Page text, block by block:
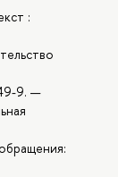
:
9. —